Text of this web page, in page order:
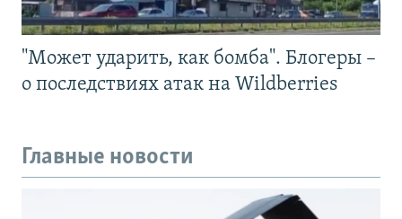
"Может ударить, как бомба". Блогеры –
о последствиях атак на Wildberries
Главные новости